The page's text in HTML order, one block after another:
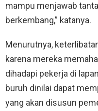
mampu menjawab
berkembang,” katanya.
Menurutnya,
karena mereka
dihadapi pekerja di
buruh dinilai dapat
yang akan disusun